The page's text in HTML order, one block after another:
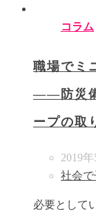
コラム
職場でミ
――防災
ープの取
2019年
社会
必要として